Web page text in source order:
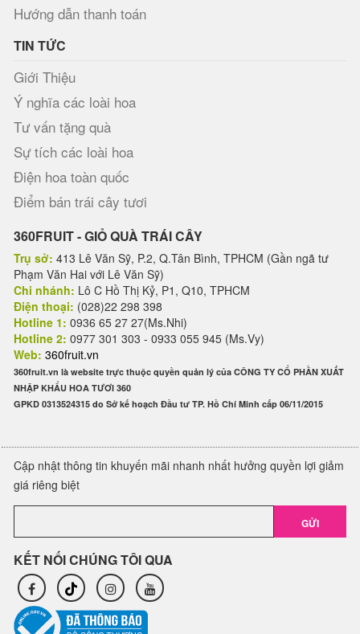
Hướng dẫn thanh toán
TIN TỨC
Giới Thiệu
Ý nghĩa các loài hoa
Tư vấn tặng quà
Sự tích các loài hoa
Điện hoa toàn quốc
Điểm bán trái cây tươi
360FRUIT - GIỎ QUÀ TRÁI CÂY
Trụ sở: 413 Lê Văn Sỹ, P.2, Q.Tân Bình, TPHCM (Gần ngã tư
Phạm Văn Hai với Lê Văn Sỹ)
Chi nhánh: Lô C Hồ Thị Kỷ, P1, Q10, TPHCM
Điện thoại: (028)22 298 398
Hotline 1: 0936 65 27 27(Ms.Nhi)
Hotline 2: 0977 301 303 - 0933 055 945 (Ms.Vy)
Web: 360fruit.vn
360fruit.vn là website trực thuộc quyền quản lý của CÔNG TY CỔ PHẦN XUẤT
NHẬP KHẨU HOA TƯƠI 360
GPKD 0313524315 do Sở kế hoạch Đầu tư TP. Hồ Chí Minh cấp 06/11/2015
Cập nhật thông tin khuyến mãi nhanh nhất hưởng quyền lợi giảm
giá riêng biệt
GỬI
KẾT NỐI CHÚNG TÔI QUA